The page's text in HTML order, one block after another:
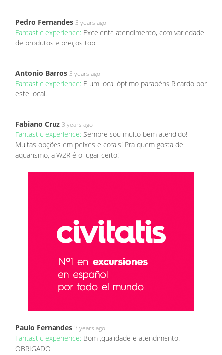
Pedro Fernandes 3 years ago
Fantastic experience: Excelente atendimento, com variedade
de produtos e preços top
Antonio Barros 3 years ago
Fantastic experience: E um local óptimo parabéns Ricardo por
este local.
Fabiano Cruz 3 years ago
Fantastic experience: Sempre sou muito bem atendido!
Muitas opções em peixes e corais! Pra quem gosta de
aquarismo, a W2R é o lugar certo!
Paulo Fernandes 3 years ago
Fantastic experience: Bom ,qualidade e atendimento.
OBRIGADO